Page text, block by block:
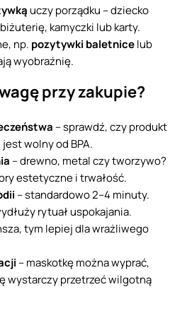
uczy porządku – dziecko
kamyczki lub karty.
np. pozytywki baletnicelub
wyobraźnię.
przy zakupie?
– sprawdź, czy produkt
wolny od BPA.
– drewno, metal czy tworzywo?
estetyczne i trwałość.
– standardowo 2–4 minuty.
rytuał uspokajania.
tym lepiej dla wrażliwego
– maskotkę można wyprać,
wystarczy przetrzeć wilgotną